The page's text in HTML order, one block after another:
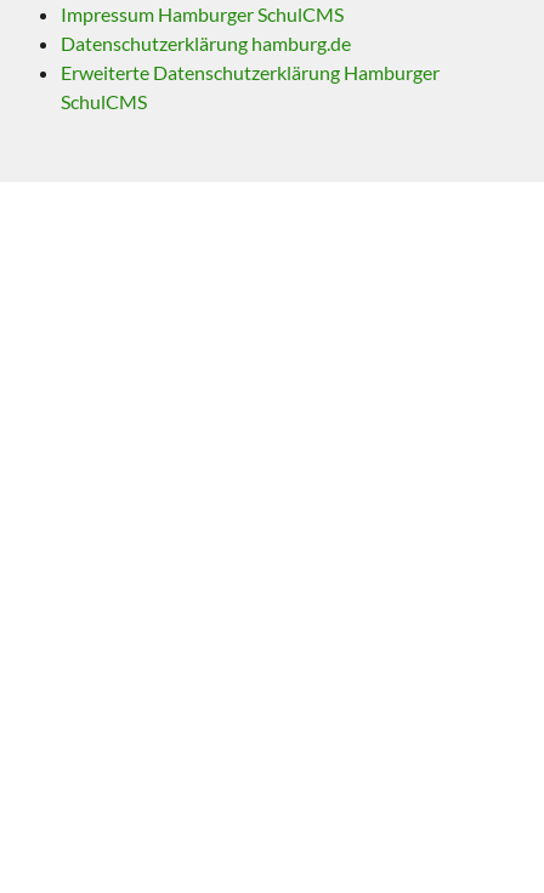
Impressum Hamburger SchulCMS
Datenschutzerklärung hamburg.de
Erweiterte Datenschutzerklärung Hamburger
SchulCMS